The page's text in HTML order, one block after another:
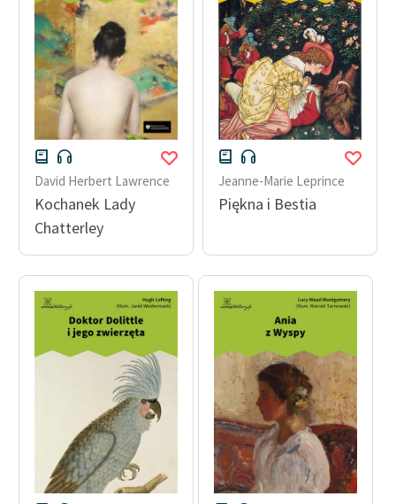
David Herbert Lawrence
Kochanek Lady
Chatterley
Jeanne-Marie Leprince
Piękna i Bestia